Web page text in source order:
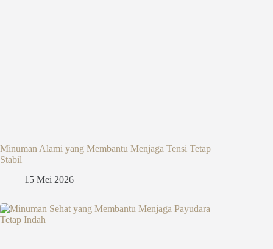
Minuman Alami yang Membantu Menjaga Tensi Tetap
Stabil
15 Mei 2026